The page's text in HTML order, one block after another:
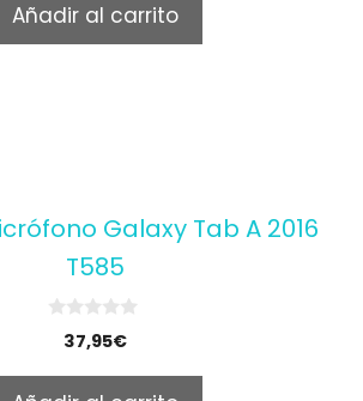
o
5
Añadir al carrito
Galaxy Tab A 2016
T585
37,95€